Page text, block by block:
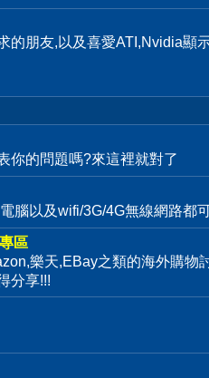
的朋友,以及喜愛ATI,Nvidia顯
你的問題嗎?來這裡就對了
腦以及wifi/3G/4G無線網路都
區
樂天,EBay之類的海外購物
分享!!!